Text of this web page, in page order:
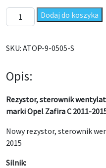
ilość Rezystor, sterownik
Dodaj do koszyka
SKU: ATOP-9-0505-S
Opis:
Rezystor, sterownik
marki Opel Zafira C 2011-
Nowy rezystor, sterownik
2015
Silnik: